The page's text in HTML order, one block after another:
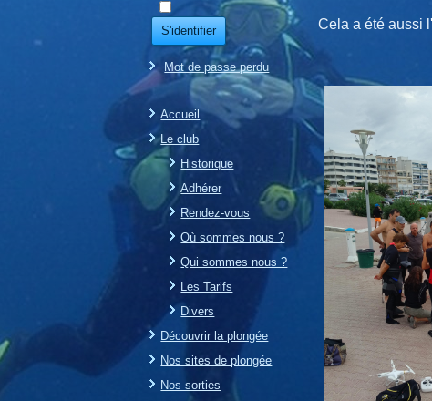
S'identifier
Mot de passe perdu
Accueil
Le club
Historique
Adhérer
Rendez-vous
Où sommes nous ?
Qui sommes nous ?
Les Tarifs
Divers
Découvrir la plongée
Nos sites de plongée
Nos sorties
Cela a été aussi